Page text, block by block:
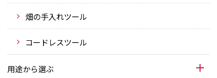
畑の手入れツール
コードレスツール
用途から選ぶ